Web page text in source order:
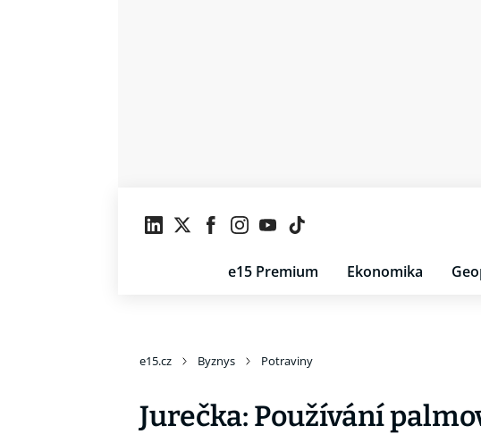
e15 Premium Ekonomika
e15.cz Byznys Potraviny
Jurečka: Používání